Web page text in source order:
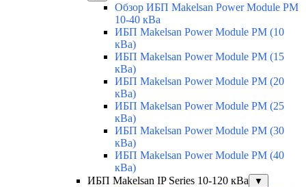
Обзор ИБП Makelsan Power Module PM
10-40 кВа
ИБП Makelsan Power Module PM (10
кВа)
ИБП Makelsan Power Module PM (15
кВа)
ИБП Makelsan Power Module PM (20
кВа)
ИБП Makelsan Power Module PM (25
кВа)
ИБП Makelsan Power Module PM (30
кВа)
ИБП Makelsan Power Module PM (40
кВа)
ИБП Makelsan IP Series 10-120 кВа
▼